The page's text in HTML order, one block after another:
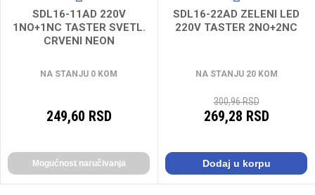
SDL16-11AD 220V
1NO+1NC TASTER SVETL.
CRVENI NEON
NA STANJU 0 KOM
249,60 RSD
Mogućnost naručivanja
SDL16-22AD ZELENI LED
220V TASTER 2NO+2NC
NA STANJU 20 KOM
300,96 RSD
269,28 RSD
Dodaj u korpu